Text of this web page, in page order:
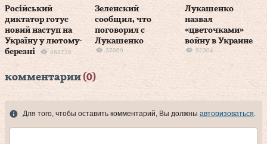
Російський
диктатор готує
новий наступ на
Україну у лютому-
березні
464736
Зеленский
сообщил, что
поговорил с
Лукашенко
37069
Лукашенко
назвал
«цветочками»
войну в Украине
92304
комментарии (0)
Для того, чтобы оставить комментарий, Вы должны авторизоваться.